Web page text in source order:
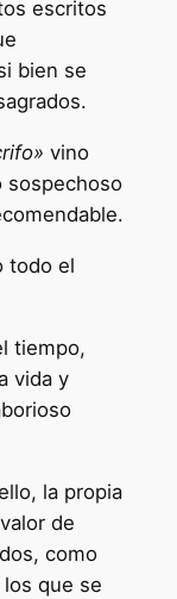
escritos
bien se
vino
sospechoso
todo el
tiempo,
vida y
la propia
de
como
que se